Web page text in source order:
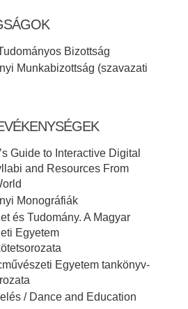
Bizottság
Munkabizottság (szavazati
Guide to Interactive Digital
and Resources From
Monográfiák
és Tudomány. A Magyar
Egyetem
Egyetem tankönyv-
/ Dance and Education